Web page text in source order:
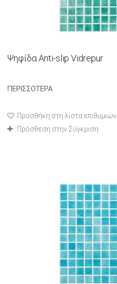
Ψηφίδα Anti-slip Vidrepur
ΠΕΡΙΣΣΌΤΕΡΑ
Προσθήκη στη λίστα επιθυμιών
Πρόσθεση στην Σύγκριση